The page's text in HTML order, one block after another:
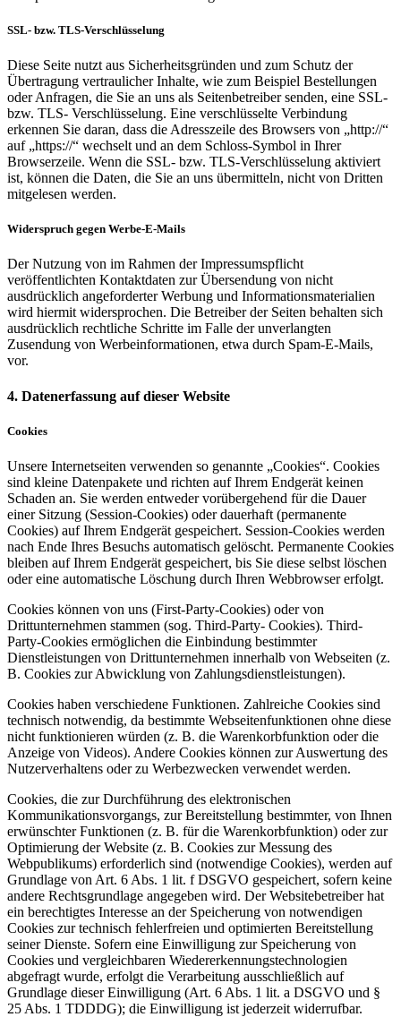
SSL- bzw. TLS-Verschlüsselung
Diese Seite nutzt aus Sicherheitsgründen und zum Schutz der
Übertragung vertraulicher Inhalte, wie zum Beispiel Bestellungen
oder Anfragen, die Sie an uns als Seitenbetreiber senden, eine SSL-
bzw. TLS- Verschlüsselung. Eine verschlüsselte Verbindung
erkennen Sie daran, dass die Adresszeile des Browsers von „http://“
auf „https://“ wechselt und an dem Schloss-Symbol in Ihrer
Browserzeile. Wenn die SSL- bzw. TLS-Verschlüsselung aktiviert
ist, können die Daten, die Sie an uns übermitteln, nicht von Dritten
mitgelesen werden.
Widerspruch gegen Werbe-E-Mails
Der Nutzung von im Rahmen der Impressumspflicht
veröffentlichten Kontaktdaten zur Übersendung von nicht
ausdrücklich angeforderter Werbung und Informationsmaterialien
wird hiermit widersprochen. Die Betreiber der Seiten behalten sich
ausdrücklich rechtliche Schritte im Falle der unverlangten
Zusendung von Werbeinformationen, etwa durch Spam-E-Mails,
vor.
4. Datenerfassung auf dieser Website
Cookies
Unsere Internetseiten verwenden so genannte „Cookies“. Cookies
sind kleine Datenpakete und richten auf Ihrem Endgerät keinen
Schaden an. Sie werden entweder vorübergehend für die Dauer
einer Sitzung (Session-Cookies) oder dauerhaft (permanente
Cookies) auf Ihrem Endgerät gespeichert. Session-Cookies werden
nach Ende Ihres Besuchs automatisch gelöscht. Permanente Cookies
bleiben auf Ihrem Endgerät gespeichert, bis Sie diese selbst löschen
oder eine automatische Löschung durch Ihren Webbrowser erfolgt.
Cookies können von uns (First-Party-Cookies) oder von
Drittunternehmen stammen (sog. Third-Party- Cookies). Third-
Party-Cookies ermöglichen die Einbindung bestimmter
Dienstleistungen von Drittunternehmen innerhalb von Webseiten (z.
B. Cookies zur Abwicklung von Zahlungsdienstleistungen).
Cookies haben verschiedene Funktionen. Zahlreiche Cookies sind
technisch notwendig, da bestimmte Webseitenfunktionen ohne diese
nicht funktionieren würden (z. B. die Warenkorbfunktion oder die
Anzeige von Videos). Andere Cookies können zur Auswertung des
Nutzerverhaltens oder zu Werbezwecken verwendet werden.
Cookies, die zur Durchführung des elektronischen
Kommunikationsvorgangs, zur Bereitstellung bestimmter, von Ihnen
erwünschter Funktionen (z. B. für die Warenkorbfunktion) oder zur
Optimierung der Website (z. B. Cookies zur Messung des
Webpublikums) erforderlich sind (notwendige Cookies), werden auf
Grundlage von Art. 6 Abs. 1 lit. f DSGVO gespeichert, sofern keine
andere Rechtsgrundlage angegeben wird. Der Websitebetreiber hat
ein berechtigtes Interesse an der Speicherung von notwendigen
Cookies zur technisch fehlerfreien und optimierten Bereitstellung
seiner Dienste. Sofern eine Einwilligung zur Speicherung von
Cookies und vergleichbaren Wiedererkennungstechnologien
abgefragt wurde, erfolgt die Verarbeitung ausschließlich auf
Grundlage dieser Einwilligung (Art. 6 Abs. 1 lit. a DSGVO und §
25 Abs. 1 TDDDG); die Einwilligung ist jederzeit widerrufbar.